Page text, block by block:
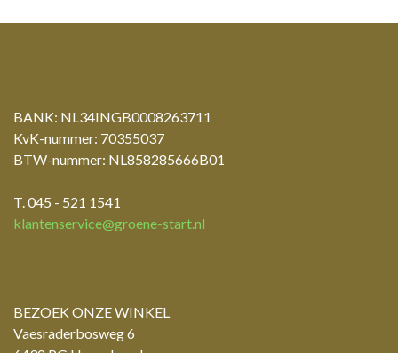
BANK: NL34INGB0008263711
KvK-nummer: 70355037
BTW-nummer: NL858285666B01
T. 045 - 521 1541
klantenservice@groene-start.nl
BEZOEK ONZE WINKEL
Vaesraderbosweg 6